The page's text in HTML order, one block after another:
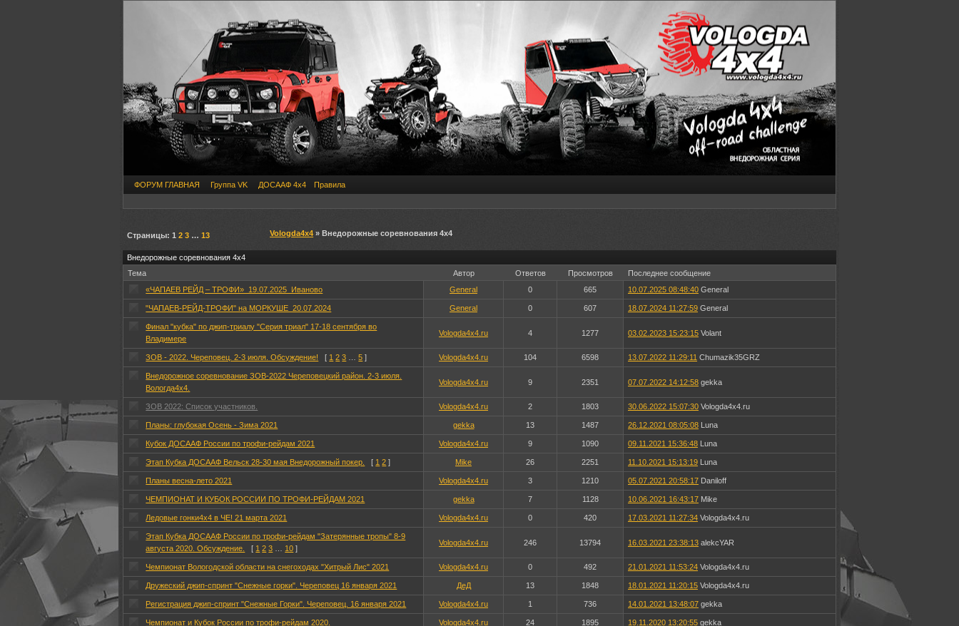
ФОРУМ ГЛАВНАЯ Группа VK ДОСААФ 4х4 Правила
Страницы: 1 2 3 … 13 Vologda4x4 » Внедорожные соревнования 4х4
Внедорожные соревнования 4х4
Тема
Автор Ответов Просмотров
Последнее сообщение
«ЧАПАЕВ РЕЙД – ТРОФИ»_19.07.2025_Иваново
General 0 665 10.07.2025 08:48:40 General
"ЧАПАЕВ-РЕЙД-ТРОФИ" на МОРКУШЕ_20.07.2024 General 0 607 18.07.2024 11:27:59 General
Финал "кубка" по джип-триалу "Серия триал" 17-18 сентября во
Владимере
Vologda4x4.ru 4 1277 03.02.2023 15:23:15 Volant
ЗОВ - 2022. Череповец. 2-3 июля. Обсуждение! [ 1 2 3 …5 ] Vologda4x4.ru 104 6598 13.07.2022 11:29:11 Chumazik35GRZ
Внедорожное соревнование ЗОВ-2022 Череповецкий район. 2-3 июля.
Вологда4х4.
Vologda4x4.ru 9 2351 07.07.2022 14:12:58 gekka
ЗОВ 2022: Список участников. Vologda4x4.ru 2 1803 30.06.2022 15:07:30 Vologda4x4.ru
Планы: глубокая Осень - Зима 2021 gekka 13 1487 26.12.2021 08:05:08 Luna
Кубок ДОСААФ России по трофи-рейдам 2021 Vologda4x4.ru 9 1090 09.11.2021 15:36:48 Luna
Этап Кубка ДОСААФ Вельск 28-30 мая Внедорожный покер. [ 1 2 ] Mike 26 2251 11.10.2021 15:13:19 Luna
Планы весна-лето 2021 Vologda4x4.ru 3 1210 05.07.2021 20:58:17 Daniloff
ЧЕМПИОНАТ И КУБОК РОССИИ ПО ТРОФИ-РЕЙДАМ 2021 gekka 7 1128 10.06.2021 16:43:17 Mike
Ледовые гонки4х4 в ЧЕ! 21 марта 2021 Vologda4x4.ru 0 420 17.03.2021 11:27:34 Vologda4x4.ru
Этап Кубка ДОСААФ России по трофи-рейдам "Затерянные тропы" 8-9
августа 2020. Обсуждение.
[ 1 2 3 10 ]
Vologda4x4.ru 246 13794 16.03.2021 23:38:13 alekcYAR
Чемпионат Вологодской области на снегоходах "Хитрый Лис" 2021 Vologda4x4.ru 0 492 21.01.2021 11:53:24 Vologda4x4.ru
Дружеский джип-спринт "Снежные горки". Череповец 16 января 2021 ДеД 13 1848 18.01.2021 11:20:15 Vologda4x4.ru
Регистрация джип-спринт "Снежные Горки". Череповец. 16 января 2021 Vologda4x4.ru 1 736 14.01.2021 13:48:07 gekka
Чемпионат и Кубок России по трофи-рейдам 2020. Vologda4x4.ru 24 1895 19.11.2020 13:20:55 gekka